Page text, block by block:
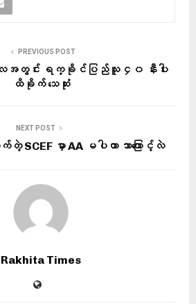
PREVIOUS POST
အတွင်း ရက္ခိုင်ပြည်သူ ၄၀ နီးပါး
ထိခိုက် သေဆုံး
NEXT POST
SCEF မှာ AA မပါတာ ဘာကြောင့်လဲ
Rakhita Times